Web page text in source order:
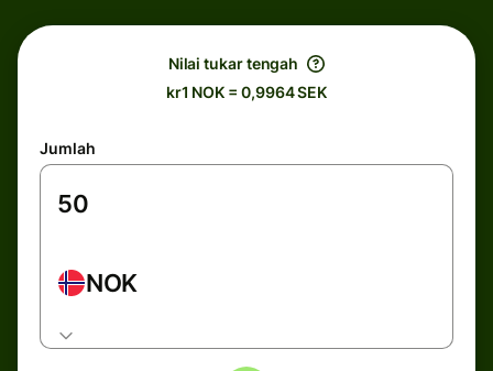
Nilai tukar tengah
kr1 NOK = 0,9964 SEK
Jumlah
NOK